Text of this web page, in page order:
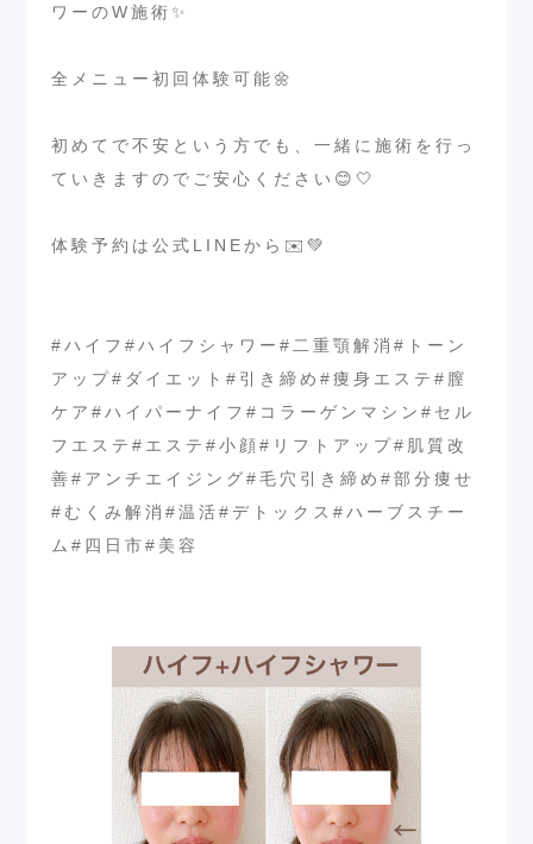
ワーのW施術✨
全メニュー初回体験可能🌼
初めてで不安という方でも、一緒に施術を行っ
ていきますのでご安心ください😊🤍
体験予約は公式LINEから✉️💚
#ハイフ#ハイフシャワー#二重顎解消#トーン
アップ#ダイエット#引き締め#痩身エステ#膣
ケア#ハイパーナイフ#コラーゲンマシン#セル
フエステ#エステ#小顔#リフトアップ#肌質改
善#アンチエイジング#毛穴引き締め#部分痩せ
#むくみ解消#温活#デトックス#ハーブスチー
ム#四日市#美容